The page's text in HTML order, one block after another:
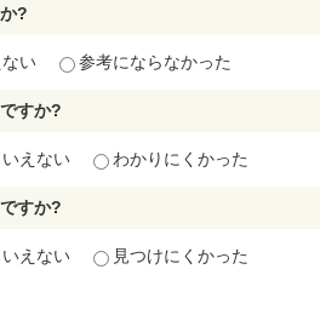
?
い 参考にならなかった
すか?
えない わかりにくかった
すか?
えない 見つけにくかった